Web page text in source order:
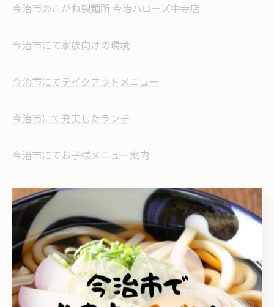
今治市のこがね製麺所 今治ハローズ中寺店
今治市にて家族向けの環境
今治市にてテイクアウトメニュー
今治市にて充実したランチ
今治市にてお子様メニュー案内
--------------------------------------------------------------------
--
こがね製麺所 今治鳥生店 こがね製麺所 今治ハローズ中寺店 家族
テイクアウト ランチ お子様メニュー